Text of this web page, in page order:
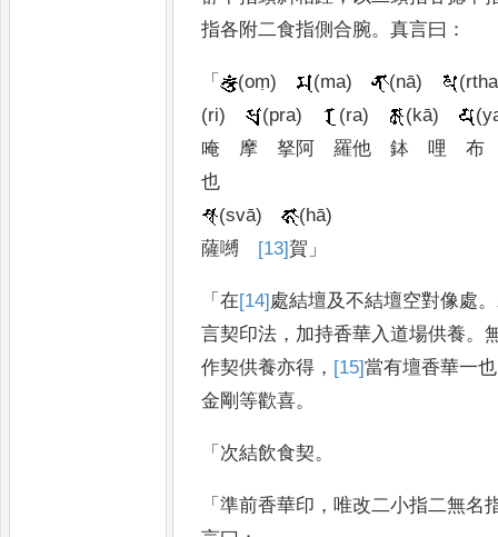
指各附二食指側合腕。真言曰 ：
「 (oṃ) (ma) (nā)
(ri)
(pra) (ra) (kā)
唵
摩 拏阿 羅他 鉢 哩
布
也
(svā)
(hā)
薩嚩
[13] 賀 」
「在[14] 處結壇及不結壇空對像處。
言契印法 ， 加持香華入道場供養。
作契供養亦得 ， [15]當有壇香華一也
金剛等歡喜。
「 次結飲食契。
「準前香華印 ，唯改二小指二無名